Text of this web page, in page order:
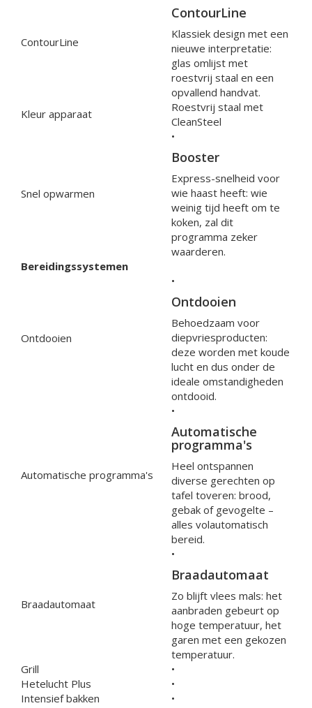
ContourLine
ContourLine
Klassiek design met een
nieuwe interpretatie:
glas omlijst met
roestvrij staal en een
opvallend handvat.
Kleur apparaat
Roestvrij staal met
CleanSteel
Snel opwarmen
•
Booster
Express-snelheid voor
wie haast heeft: wie
weinig tijd heeft om te
koken, zal dit
programma zeker
waarderen.
Bereidingssystemen
Ontdooien
•
Ontdooien
Behoedzaam voor
diepvriesproducten:
deze worden met koude
lucht en dus onder de
ideale omstandigheden
ontdooid.
Automatische programma's
•
Automatische
programma's
Heel ontspannen
diverse gerechten op
tafel toveren: brood,
gebak of gevogelte –
alles volautomatisch
bereid.
Braadautomaat
•
Braadautomaat
Zo blijft vlees mals: het
aanbraden gebeurt op
hoge temperatuur, het
garen met een gekozen
temperatuur.
Grill
•
Hetelucht Plus
•
Intensief bakken
•